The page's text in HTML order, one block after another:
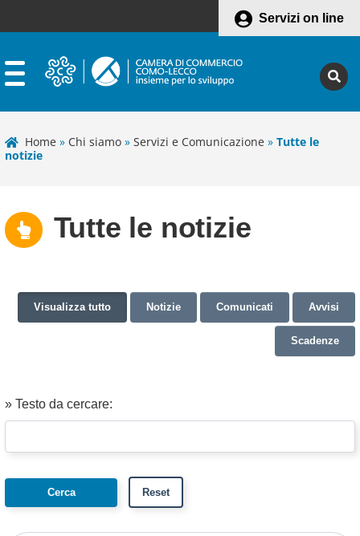
Servizi on line
Home » Chi siamo » Servizi e Comunicazione » Tutte le
notizie
Tutte le notizie
Visualizza tutto Notizie Comunicati Avvisi
Scadenze
» Testo da cercare: